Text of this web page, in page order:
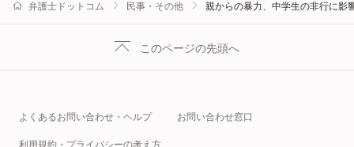
弁護士ドットコム 民事・その他 親からの暴力、中学生の非行に影
このページの先頭へ
よくあるお問い合わせ・ヘルプ お問い合わせ窓口
利用規約・プライバシーの考え方